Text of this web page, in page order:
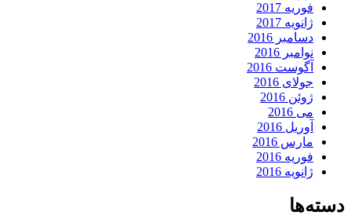
فوریه 2017
ژانویه 2017
دسامبر 2016
نوامبر 2016
آگوست 2016
جولای 2016
ژوئن 2016
می 2016
آوریل 2016
مارس 2016
فوریه 2016
ژانویه 2016
دسته‌ها